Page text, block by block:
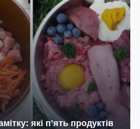
які пʼять продуктів